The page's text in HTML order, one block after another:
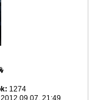
1274
2012.09.07. 21:49